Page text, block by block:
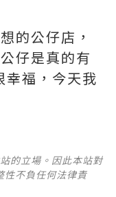
的公仔店，
仔是真的有
福，今天我
的立場。因此本站對
性不負任何法律責